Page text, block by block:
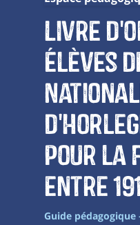
Livre
élèves
pour la
entre
Guide